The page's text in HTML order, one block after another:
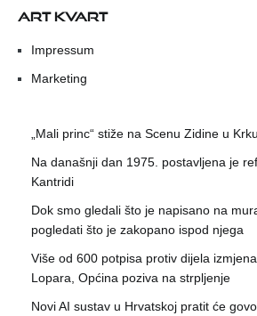
ART KVART
Impressum
Marketing
„Mali princ“ stiže na Scenu Zidine u Krku
Na današnji dan 1975. postavljena je
Kantridi
Dok smo gledali što je napisano na
pogledati što je zakopano ispod njega
Više od 600 potpisa protiv dijela
Lopara, Općina poziva na strpljenje
Novi AI sustav u Hrvatskoj pratit će